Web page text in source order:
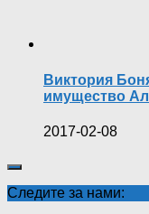
Виктория
имущество
2017-02-08
Следите за нами: